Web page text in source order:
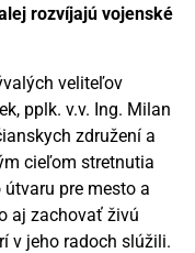
rozvíjajú vojenské
veliteľov
pplk. v.v. Ing. Milan
združení a
cieľom stretnutia
pre mesto a
aj zachovať živú
v jeho radoch slúžili.